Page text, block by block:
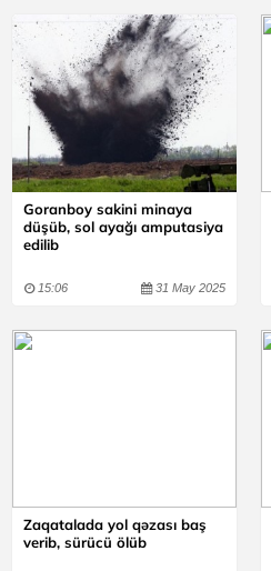
Goranboy sakini minaya
düşüb, sol ayağı amputasiya
edilib
15:06 31 May 2025
Zaqatalada yol qəzası baş
verib, sürücü ölüb